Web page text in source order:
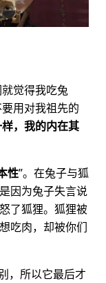
觉得我吃兔
用对我祖先的
，我的内在其
性”。在兔子与狐
因为兔子失言说
了狐狸。狐狸被
吃肉，却被你们
，所以它最后才